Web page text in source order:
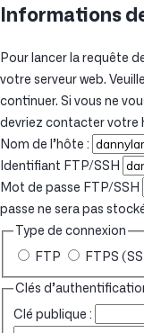
Informations
Pour lancer la requête
votre serveur web.
continuer. Si vous ne
devriez contacter votre
Nom de l’hôte :
Identifiant FTP/SSH
Mot de passe FTP/SSH
passe ne sera pas
Type de connexion
FTP FTPS
Clés
Clé publique :